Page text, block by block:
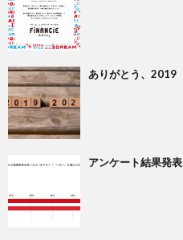
ありがとう、2019
アンケート結果発表